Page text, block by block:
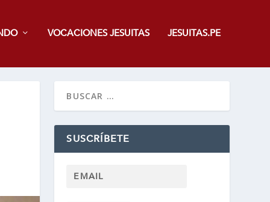
VOCACIONES JESUITAS JESUITAS.PE
SUSCRÍBETE